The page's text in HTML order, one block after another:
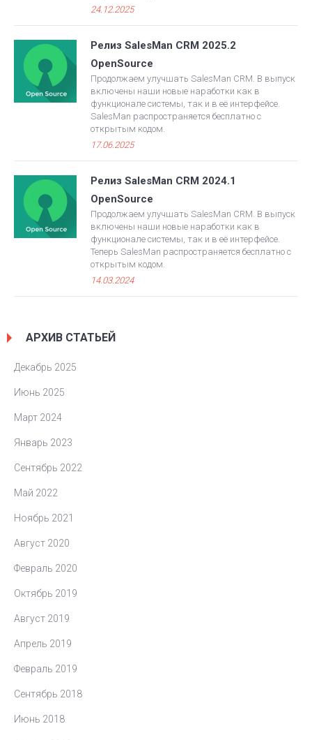
24.12.2025
Релиз SalesMan CRM 2025.2
OpenSource
Продолжаем улучшать SalesMan CRM. В выпуск
включены наши новые наработки как в
функционале системы, так и в её интерфейсе.
SalesMan распространяется бесплатно с
открытым кодом.
17.06.2025
Релиз SalesMan CRM 2024.1
OpenSource
Продолжаем улучшать SalesMan CRM. В выпуск
включены наши новые наработки как в
функционале системы, так и в её интерфейсе.
Теперь SalesMan распространяется бесплатно с
открытым кодом.
14.03.2024
АРХИВ СТАТЬЕЙ
Декабрь 2025
Июнь 2025
Март 2024
Январь 2023
Сентябрь 2022
Май 2022
Ноябрь 2021
Август 2020
Февраль 2020
Октябрь 2019
Август 2019
Апрель 2019
Февраль 2019
Сентябрь 2018
Июнь 2018